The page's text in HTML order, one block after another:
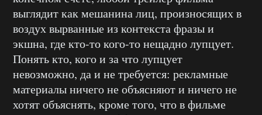
выглядит как мешанина лиц, произносящих в
воздух вырванные из контекста фразы и
экшна, где кто-то кого-то нещадно лупцует.
Понять кто, кого и за что лупцует
невозможно, да и не требуется: рекламные
материалы ничего не объясняют и ничего не
хотят объяснять, кроме того, что в фильме